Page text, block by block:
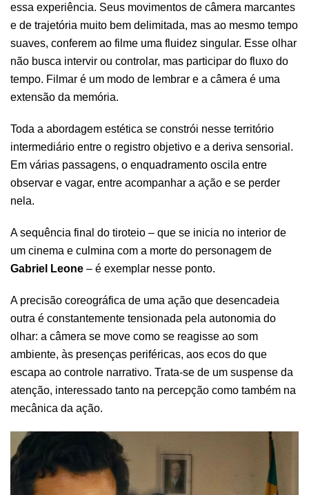
essa experiência. Seus movimentos de câmera marcantes
e de trajetória muito bem delimitada, mas ao mesmo tempo
suaves, conferem ao filme uma fluidez singular. Esse olhar
não busca intervir ou controlar, mas participar do fluxo do
tempo. Filmar é um modo de lembrar e a câmera é uma
extensão da memória.
Toda a abordagem estética se constrói nesse território
intermediário entre o registro objetivo e a deriva sensorial.
Em várias passagens, o enquadramento oscila entre
observar e vagar, entre acompanhar a ação e se perder
nela.
A sequência final do tiroteio – que se inicia no interior de
um cinema e culmina com a morte do personagem de
Gabriel Leone – é exemplar nesse ponto.
A precisão coreográfica de uma ação que desencadeia
outra é constantemente tensionada pela autonomia do
olhar: a câmera se move como se reagisse ao som
ambiente, às presenças periféricas, aos ecos do que
escapa ao controle narrativo. Trata-se de um suspense da
atenção, interessado tanto na percepção como também na
mecânica da ação.